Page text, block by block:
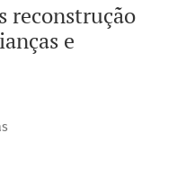
reconstrução
e